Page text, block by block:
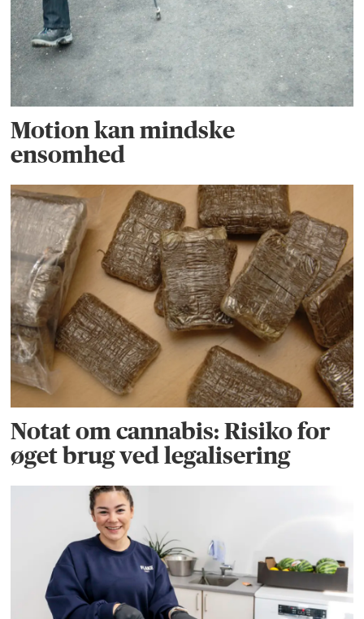
Motion kan mindske
ensomhed
Notat om cannabis: Risiko for
øget brug ved legalisering